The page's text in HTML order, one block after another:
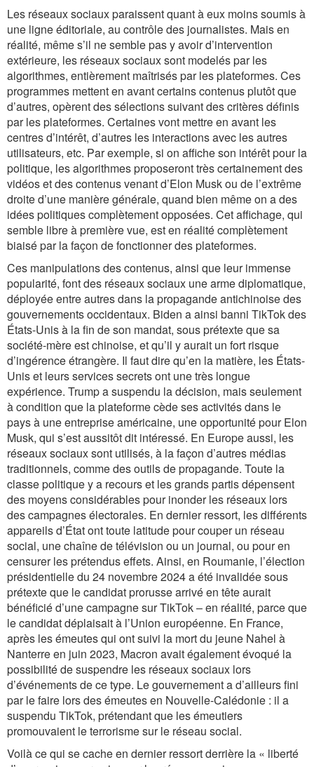
Les réseaux sociaux paraissent quant à eux moins soumis à
une ligne éditoriale, au contrôle des journalistes. Mais en
réalité, même s’il ne semble pas y avoir d’intervention
extérieure, les réseaux sociaux sont modelés par les
algorithmes, entièrement maîtrisés par les plateformes. Ces
programmes mettent en avant certains contenus plutôt que
d’autres, opèrent des sélections suivant des critères définis
par les plateformes. Certaines vont mettre en avant les
centres d’intérêt, d’autres les interactions avec les autres
utilisateurs, etc. Par exemple, si on affiche son intérêt pour la
politique, les algorithmes proposeront très certainement des
vidéos et des contenus venant d’Elon Musk ou de l’extrême
droite d’une manière générale, quand bien même on a des
idées politiques complètement opposées. Cet affichage, qui
semble libre à première vue, est en réalité complètement
biaisé par la façon de fonctionner des plateformes.
Ces manipulations des contenus, ainsi que leur immense
popularité, font des réseaux sociaux une arme diplomatique,
déployée entre autres dans la propagande antichinoise des
gouvernements occidentaux. Biden a ainsi banni TikTok des
États-Unis à la fin de son mandat, sous prétexte que sa
société-mère est chinoise, et qu’il y aurait un fort risque
d’ingérence étrangère. Il faut dire qu’en la matière, les États-
Unis et leurs services secrets ont une très longue
expérience. Trump a suspendu la décision, mais seulement
à condition que la plateforme cède ses activités dans le
pays à une entreprise américaine, une opportunité pour Elon
Musk, qui s’est aussitôt dit intéressé. En Europe aussi, les
réseaux sociaux sont utilisés, à la façon d’autres médias
traditionnels, comme des outils de propagande. Toute la
classe politique y a recours et les grands partis dépensent
des moyens considérables pour inonder les réseaux lors
des campagnes électorales. En dernier ressort, les différents
appareils d’État ont toute latitude pour couper un réseau
social, une chaîne de télévision ou un journal, ou pour en
censurer les prétendus effets. Ainsi, en Roumanie, l’élection
présidentielle du 24 novembre 2024 a été invalidée sous
prétexte que le candidat prorusse arrivé en tête aurait
bénéficié d’une campagne sur TikTok – en réalité, parce que
le candidat déplaisait à l’Union européenne. En France,
après les émeutes qui ont suivi la mort du jeune Nahel à
Nanterre en juin 2023, Macron avait également évoqué la
possibilité de suspendre les réseaux sociaux lors
d’événements de ce type. Le gouvernement a d’ailleurs fini
par le faire lors des émeutes en Nouvelle-Calédonie : il a
suspendu TikTok, prétendant que les émeutiers
promouvaient le terrorisme sur le réseau social.
Voilà ce qui se cache en dernier ressort derrière la « liberté